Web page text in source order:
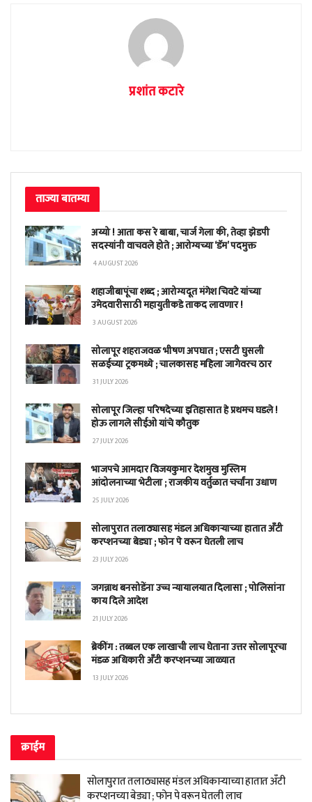
प्रशांत कटारे
ताज्या बातम्या
अय्यो ! आता कस रे बाबा, चार्ज गेला की, तेव्हा झेडपी
सदस्यांनी वाचवले होते ; आरोग्यच्या ‘डॅम’ पदमुक्त
4 AUGUST 2026
शहाजीबापूंचा शब्द ; आरोग्यदूत मंगेश चिवटे यांच्या
उमेदवारीसाठी महायुतीकडे ताकद लावणार !
3 AUGUST 2026
सोलापूर शहराजवळ भीषण अपघात ; एसटी घुसली
सळईच्या ट्रकमध्ये ; चालकासह महिला जागेवरच ठार
31 JULY 2026
सोलापूर जिल्हा परिषदेच्या इतिहासात हे प्रथमच घडले !
होऊ लागले सीईओ यांचे कौतुक
27 JULY 2026
भाजपचे आमदार विजयकुमार देशमुख मुस्लिम
आंदोलनाच्या भेटीला ; राजकीय वर्तुळात चर्चांना उधाण
25 JULY 2026
सोलापुरात तलाठ्यासह मंडल अधिकाऱ्याच्या हातात अँटी
करप्शनच्या बेड्या ; फोन पे वरून घेतली लाच
23 JULY 2026
जगन्नाथ बनसोडेंना उच्च न्यायालयात दिलासा ; पोलिसांना
काय दिले आदेश
21 JULY 2026
ब्रेकींग : तब्बल एक लाखाची लाच घेताना उत्तर सोलापूरचा
मंडळ अधिकारी अँटी करप्शनच्या जाळ्यात
13 JULY 2026
क्राईम
सोलापुरात तलाठ्यासह मंडल अधिकाऱ्याच्या हातात अँटी
करप्शनच्या बेड्या ; फोन पे वरून घेतली लाच